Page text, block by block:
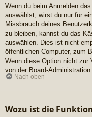
Wenn du beim Anmelden
auswählst, wirst du nur für
Missbrauch deines
zu bleiben, kannst du das
auswählen. Dies ist nicht
öffentlichen Computer, zum
Wenn diese Option nicht zur
von der Board-Administration
Nach oben
Wozu ist die